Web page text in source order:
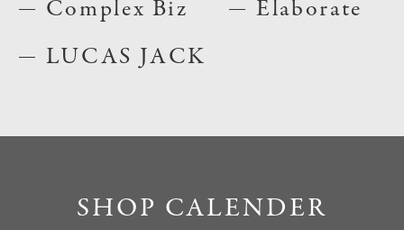
Complex Biz
LUCAS JACK
Elaborate
SHOP CALENDER